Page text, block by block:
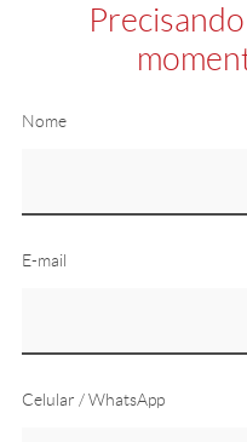
Nome
E-mail
Celular / WhatsApp